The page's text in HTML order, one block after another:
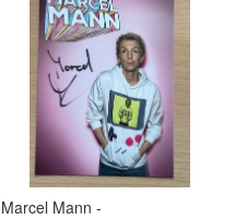
Marcel Mann -